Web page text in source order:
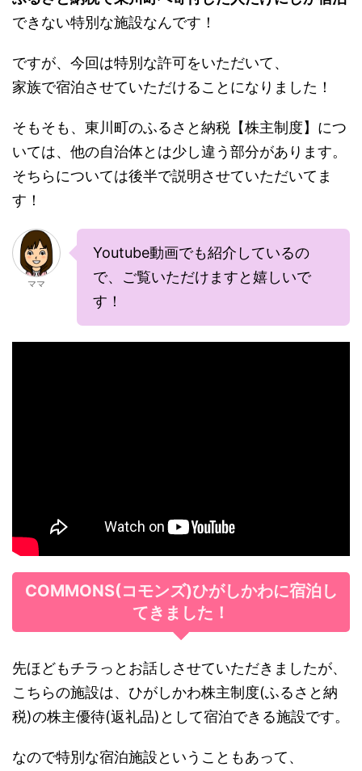
できない特別な施設なんです！
ですが、今回は特別な許可をいただいて、
家族で宿泊させていただけることになりました！
そもそも、東川町のふるさと納税【株主制度】につ
いては、他の自治体とは少し違う部分があります。
そちらについては後半で説明させていただいてま
す！
ママ
Youtube動画でも紹介しているの
で、ご覧いただけますと嬉しいで
す！
COMMONS(コモンズ)ひがしかわに宿泊し
てきました！
先ほどもチラっとお話しさせていただきましたが、
こちらの施設は、ひがしかわ株主制度(ふるさと納
税)の株主優待(返礼品)として宿泊できる施設です。
なので特別な宿泊施設ということもあって、